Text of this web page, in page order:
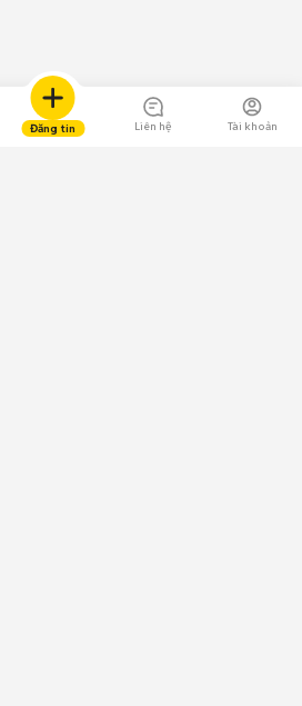
Đăng tin Liên hệ Tài khoản